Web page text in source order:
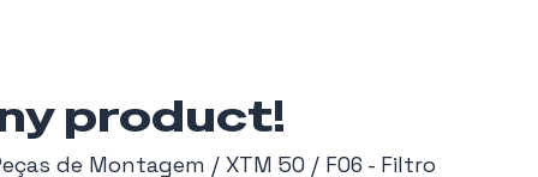
product!
de Montagem / XTM 50 / F06 - Filtro